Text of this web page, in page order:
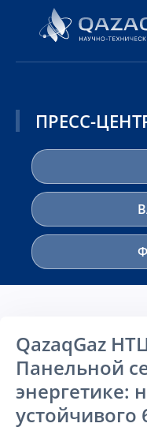
ПРЕСС-
QazaqGaz
Панельной
энергетике:
устойчивого